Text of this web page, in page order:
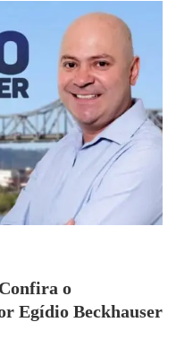
o
Egídio Beckhauser